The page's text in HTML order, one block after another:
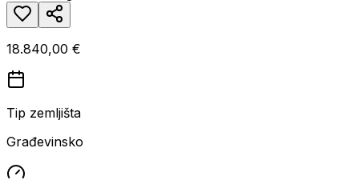
18.840,00 €
Tip zemljišta
Građevinsko